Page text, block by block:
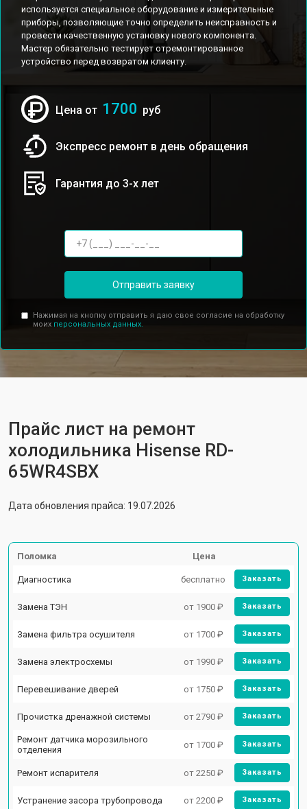
используется специальное оборудование и измерительные
приборы, позволяющие точно определить неисправность и
провести качественную установку нового компонента.
Мастер обязательно тестирует отремонтированное
устройство перед возвратом клиенту.
Цена от 1700 руб
Экспресс ремонт в день обращения
Гарантия до 3-х лет
Отправить заявку
Нажимая на кнопку отправить я даю свое согласие на обработку
моих персональных данных.
Прайс лист на ремонт
холодильника Hisense RD-
65WR4SBX
Дата обновления прайса: 19.07.2026
Поломка Цена
Диагностика бесплатно Заказать
Замена ТЭН от 1900 ₽ Заказать
Замена фильтра осушителя от 1700 ₽ Заказать
Замена электросхемы от 1990 ₽ Заказать
Перевешивание дверей от 1750 ₽ Заказать
Прочистка дренажной системы от 2790 ₽ Заказать
Ремонт датчика морозильного
отделения
от 1700 ₽ Заказать
Ремонт испарителя от 2250 ₽ Заказать
Устранение засора трубопровода от 2200 ₽ Заказать